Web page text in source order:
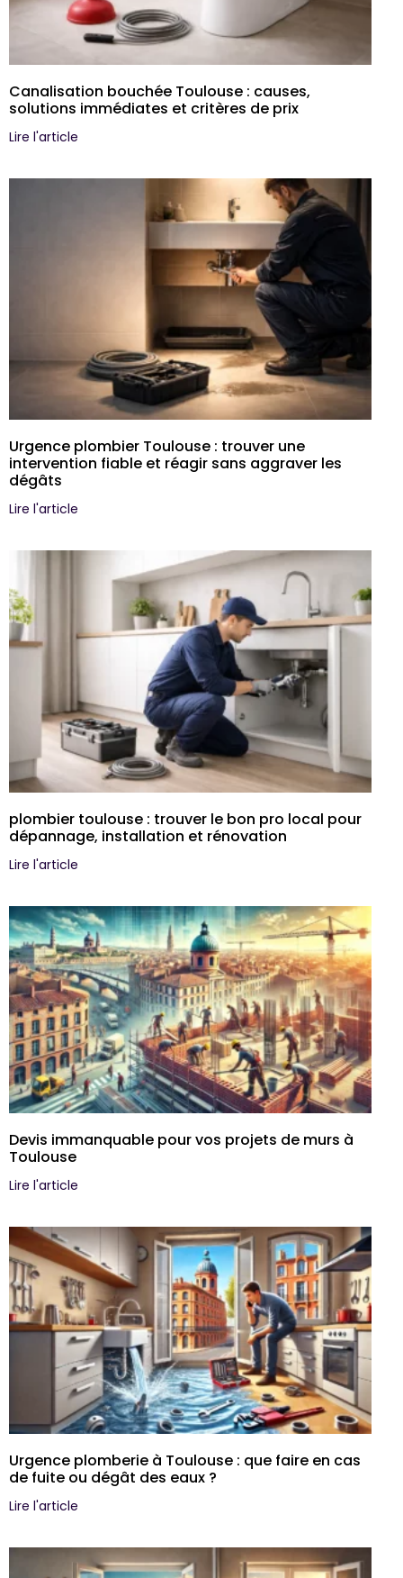
Canalisation bouchée Toulouse : causes,
solutions immédiates et critères de prix
Lire l'article
Urgence plombier Toulouse : trouver une
intervention fiable et réagir sans aggraver les
dégâts
Lire l'article
plombier toulouse : trouver le bon pro local pour
dépannage, installation et rénovation
Lire l'article
Devis immanquable pour vos projets de murs à
Toulouse
Lire l'article
Urgence plomberie à Toulouse : que faire en cas
de fuite ou dégât des eaux ?
Lire l'article